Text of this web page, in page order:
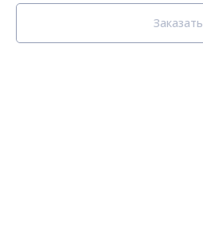
Заказать